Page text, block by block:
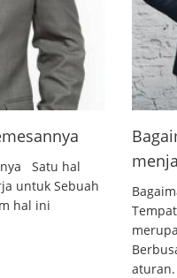
Satu hal
untuk Sebuah
hal ini